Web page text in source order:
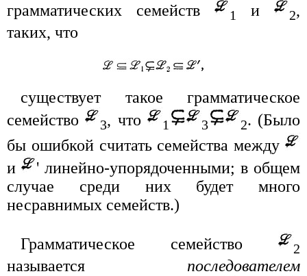
грамматических семейств
1 и 2,
таких, что
существует такое грамматическое
семейство
3, что 1 3 2. (Было
бы ошибкой считать семейства между
и
' линейно-упорядоченными; в общем
случае среди них будет много
несравнимых семейств.)
Грамматическое семейство 2
называется последователем